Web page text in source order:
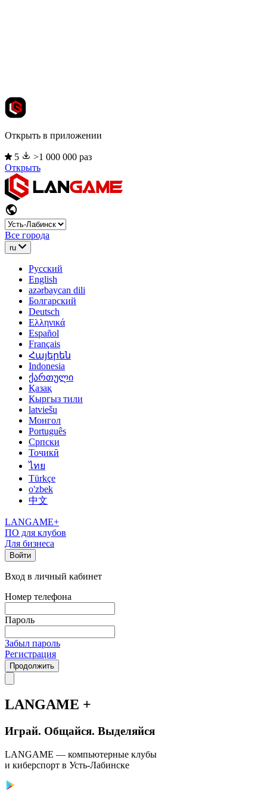
Открыть в приложении
5
>1 000 000 раз
Открыть
Все города
ru
Русский
English
azərbaycan dili
Болгарский
Deutsch
Ελληνικά
Español
Français
Հայերեն
Indonesia
ქართული
Қазақ
Кыргыз тили
latviešu
Монгол
Português
Српски
Тоҷикӣ
ไทย
Türkçe
o'zbek
中文
LANGAME+
ПО для клубов
Для бизнеса
Войти
Вход в личный кабинет
Номер телефона
Пароль
Забыл пароль
Регистрация
Продолжить
LANGAME +
Играй. Общайся. Выделяйся
LANGAME — компьютерные клубы
и киберспорт в Усть-Лабинске